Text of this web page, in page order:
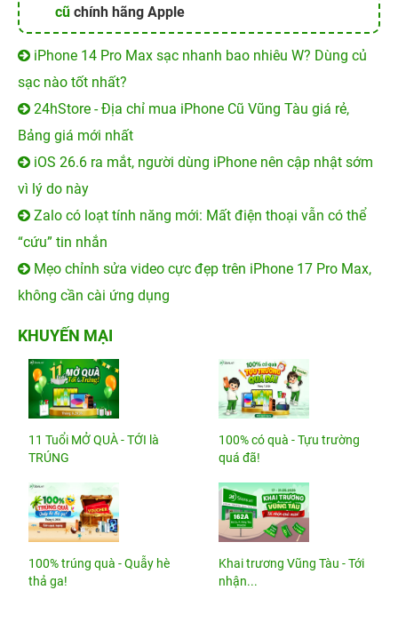
cũ chính hãng Apple
iPhone 14 Pro Max sạc nhanh bao nhiêu W? Dùng củ
sạc nào tốt nhất?
24hStore - Địa chỉ mua iPhone Cũ Vũng Tàu giá rẻ,
Bảng giá mới nhất
iOS 26.6 ra mắt, người dùng iPhone nên cập nhật sớm
vì lý do này
Zalo có loạt tính năng mới: Mất điện thoại vẫn có thể
“cứu” tin nhắn
Mẹo chỉnh sửa video cực đẹp trên iPhone 17 Pro Max,
không cần cài ứng dụng
KHUYẾN MẠI
11 Tuổi MỞ QUÀ - TỚI là
TRÚNG
100% có quà - Tựu trường
quá đã!
100% trúng quà - Quẫy hè
thả ga!
Khai trương Vũng Tàu - Tới
nhận...